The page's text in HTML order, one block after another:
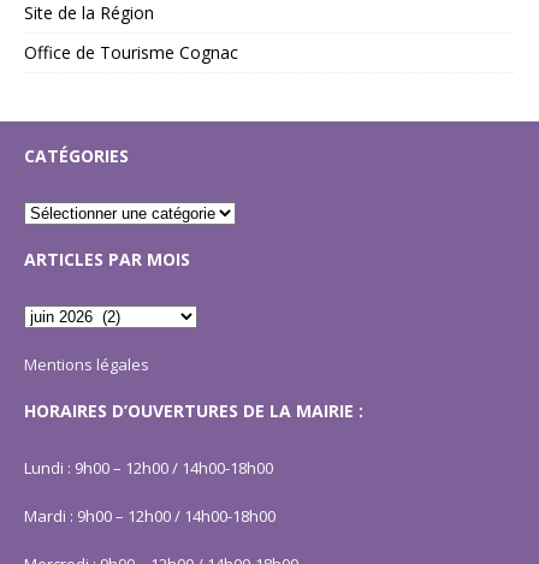
Site de la Région
Office de Tourisme Cognac
CATÉGORIES
ARTICLES PAR MOIS
Mentions légales
HORAIRES D’OUVERTURES DE LA MAIRIE :
Lundi : 9h00 – 12h00 / 14h00-18h00
Mardi : 9h00 – 12h00 / 14h00-18h00